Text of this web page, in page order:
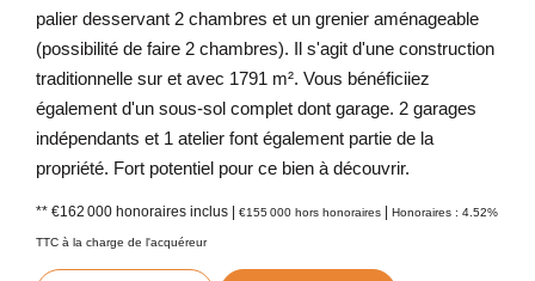
palier desservant 2 chambres et un grenier aménageable
(possibilité de faire 2 chambres). Il s'agit d'une construction
traditionnelle sur et avec 1791 m². Vous bénéficiiez
également d'un sous-sol complet dont garage. 2 garages
indépendants et 1 atelier font également partie de la
propriété. Fort potentiel pour ce bien à découvrir.
** €162 000 honoraires inclus | €155 000 hors honoraires | Honoraires : 4.52%
TTC à la charge de l'acquéreur